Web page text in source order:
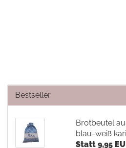
Bestseller
Brotbeutel
blau-weiß
Statt 9,95